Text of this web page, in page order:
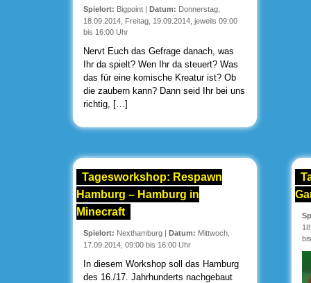
Spielort: Bigpoint | Datum: Donnerstag,
18.09.2014, Freitag, 19.09.2014, jeweils 09:00
bis 16:00 Uhr
Nervt Euch das Gefrage danach, was
Ihr da spielt? Wen Ihr da steuert? Was
das für eine komische Kreatur ist? Ob
die zaubern kann? Dann seid Ihr bei uns
richtig, […]
Tagesworkshop: Respawn
Hamburg – Hamburg in
Minecraft
Spielort: Nexthamburg | Datum: Mittwoch,
17.09.2014, 09:00 bis 16:00 Uhr
In diesem Workshop soll das Hamburg
des 16./17. Jahrhunderts nachgebaut